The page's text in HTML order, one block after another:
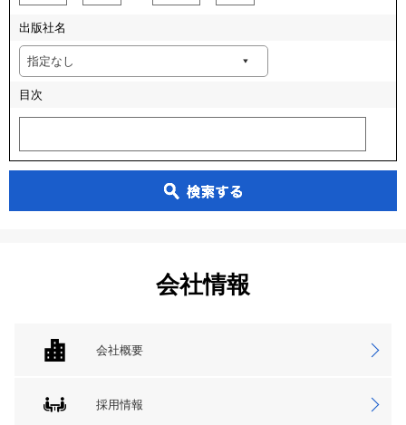
出版社名
目次
会社情報
会社概要
採用情報